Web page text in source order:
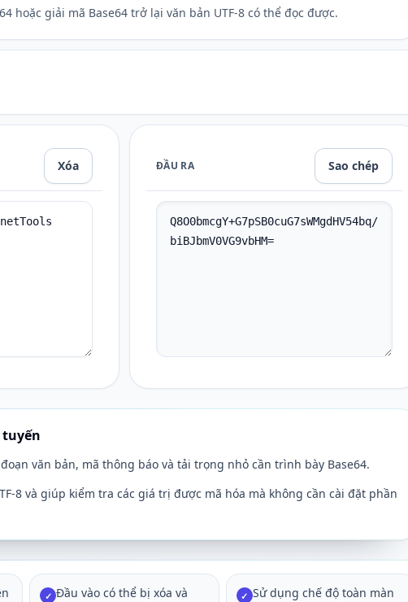
hoặc giải mã Base64 trở lại văn bản UTF-8 có thể đọc được.
Xóa ĐẦU RA Sao chép
tuyến
văn bản, mã thông báo và tải trọng nhỏ cần trình bày Base64.
8 và giúp kiểm tra các giá trị được mã hóa mà không cần cài đặt phần
✓ Đầu vào có thể bị xóa và
✓ Sử dụng chế độ toàn màn